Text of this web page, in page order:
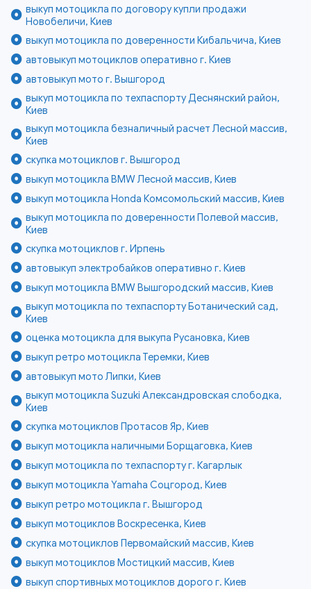
выкуп мотоцикла по договору купли продажи
Новобеличи, Киев
выкуп мотоцикла по доверенности Кибальчича, Киев
автовыкуп мотоциклов оперативно г. Киев
автовыкуп мото г. Вышгород
выкуп мотоцикла по техпаспорту Деснянский район,
Киев
выкуп мотоцикла безналичный расчет Лесной массив,
Киев
скупка мотоциклов г. Вышгород
выкуп мотоцикла BMW Лесной массив, Киев
выкуп мотоцикла Honda Комсомольский массив, Киев
выкуп мотоцикла по доверенности Полевой массив,
Киев
скупка мотоциклов г. Ирпень
автовыкуп электробайков оперативно г. Киев
выкуп мотоцикла BMW Вышгородский массив, Киев
выкуп мотоцикла по техпаспорту Ботанический сад,
Киев
оценка мотоцикла для выкупа Русановка, Киев
выкуп ретро мотоцикла Теремки, Киев
автовыкуп мото Липки, Киев
выкуп мотоцикла Suzuki Александровская слободка,
Киев
скупка мотоциклов Протасов Яр, Киев
выкуп мотоцикла наличными Борщаговка, Киев
выкуп мотоцикла по техпаспорту г. Кагарлык
выкуп мотоцикла Yamaha Соцгород, Киев
выкуп ретро мотоцикла г. Вышгород
выкуп мотоциклов Воскресенка, Киев
скупка мотоциклов Первомайский массив, Киев
выкуп мотоциклов Мостицкий массив, Киев
выкуп спортивных мотоциклов дорого г. Киев